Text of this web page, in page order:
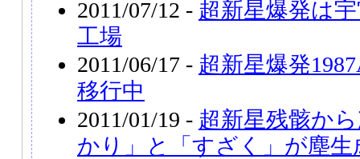
2011/07/12 - 超新星爆発は
工場
2011/06/17 - 超新星爆発
移行中
2011/01/19 - 超新星残骸か
かり」と「すざく」が塵